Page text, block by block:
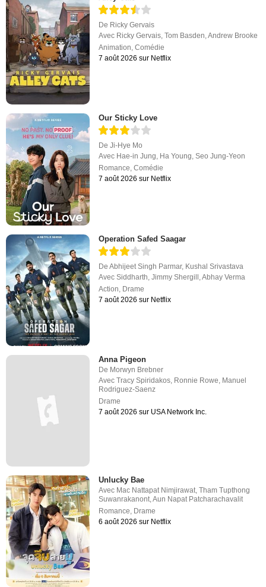
De Ricky Gervais
Avec Ricky Gervais,Tom Basden,Andrew Brooke
Animation,Comédie
7 août 2026 sur Netflix
Our Sticky Love
DeJi-Hye Mo
Avec Hae-in Jung, Ha Young,Seo Jung-Yeon
Romance,Comédie
7 août 2026 sur Netflix
Operation Safed Saagar
DeAbhijeet Singh Parmar, Kushal Srivastava
AvecSiddharth ,Jimmy Shergill ,Abhay Verma
Action Drame
7 août 2026 sur Netflix
Anna Pigeon
De Morwyn Brebner
AvecTracy Spiridakos, Ronnie Rowe, Manuel
Rodriguez-Saenz
Drame
7 août 2026 sur USA Network Inc.
Unlucky Bae
Avec Mac Nattapat Nimjirawat,Tham Tupthong
Suwanrakanont,Aun Napat Patcharachavalit
Romance, Drame
6 août 2026 sur Netflix